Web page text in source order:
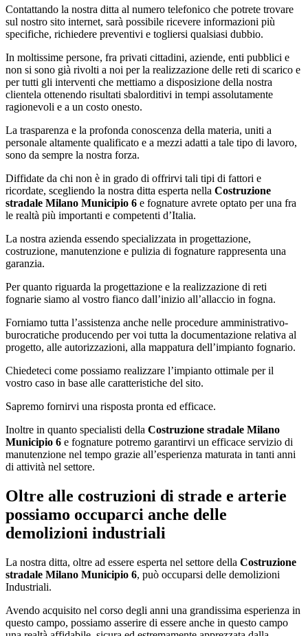
Contattando la nostra ditta al numero telefonico che potrete trovare
sul nostro sito internet, sarà possibile ricevere informazioni più
specifiche, richiedere preventivi e togliersi qualsiasi dubbio.
In moltissime persone, fra privati cittadini, aziende, enti pubblici e
non si sono già rivolti a noi per la realizzazione delle reti di scarico e
per tutti gli interventi che mettiamo a disposizione della nostra
clientela ottenendo risultati sbalorditivi in tempi assolutamente
ragionevoli e a un costo onesto.
La trasparenza e la profonda conoscenza della materia, uniti a
personale altamente qualificato e a mezzi adatti a tale tipo di lavoro,
sono da sempre la nostra forza.
Diffidate da chi non è in grado di offrirvi tali tipi di fattori e
ricordate, scegliendo la nostra ditta esperta nella Costruzione
stradale Milano Municipio 6 e fognature avrete optato per una fra
le realtà più importanti e competenti d’Italia.
La nostra azienda essendo specializzata in progettazione,
costruzione, manutenzione e pulizia di fognature rappresenta una
garanzia.
Per quanto riguarda la progettazione e la realizzazione di reti
fognarie siamo al vostro fianco dall’inizio all’allaccio in fogna.
Forniamo tutta l’assistenza anche nelle procedure amministrativo-
burocratiche producendo per voi tutta la documentazione relativa al
progetto, alle autorizzazioni, alla mappatura dell’impianto fognario.
Chiedeteci come possiamo realizzare l’impianto ottimale per il
vostro caso in base alle caratteristiche del sito.
Sapremo fornirvi una risposta pronta ed efficace.
Inoltre in quanto specialisti della Costruzione stradale Milano
Municipio 6 e fognature potremo garantirvi un efficace servizio di
manutenzione nel tempo grazie all’esperienza maturata in tanti anni
di attività nel settore.
Oltre alle costruzioni di strade e arterie
possiamo occuparci anche delle
demolizioni industriali
La nostra ditta, oltre ad essere esperta nel settore della Costruzione
stradale Milano Municipio 6, può occuparsi delle demolizioni
Industriali.
Avendo acquisito nel corso degli anni una grandissima esperienza in
questo campo, possiamo asserire di essere anche in questo campo